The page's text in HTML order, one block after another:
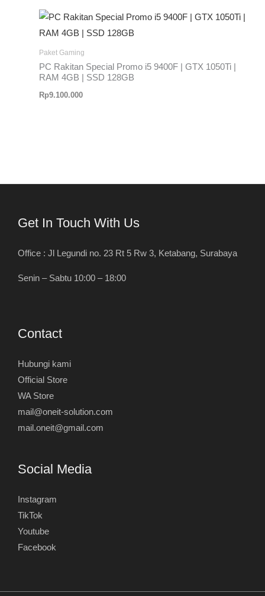
Paket Gaming
PC Rakitan Special Promo i5 9400F | GTX 1050Ti |
RAM 4GB | SSD 128GB
Rp9.100.000
Get In Touch With Us
Office : Jl Legundi no. 23 Rt 5 Rw 3, Ketabang, Surabaya
Senin – Sabtu 10:00 – 18:00
Contact
Hubungi kami
Official Store
WA Store
mail@oneit-solution.com
mail.oneit@gmail.com
Social Media
Instagram
TikTok
Youtube
Facebook